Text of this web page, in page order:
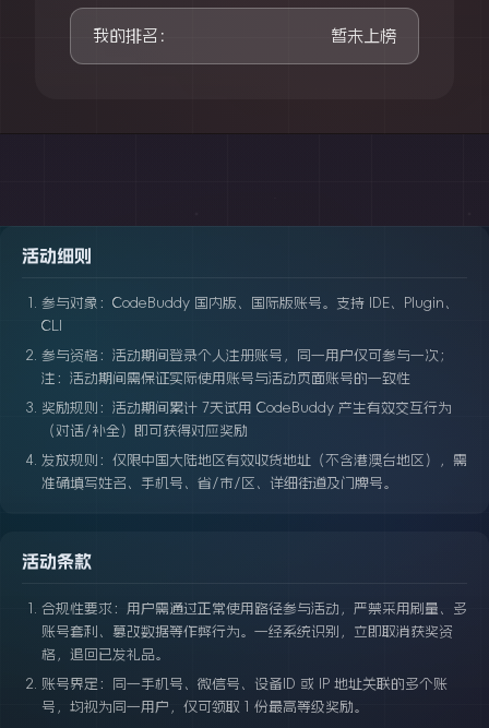
我的排名： 暂未上榜
活动细则
参与对象：CodeBuddy 国内版、国际版账号。支持 IDE、Plugin、
CLI
参与资格：活动期间登录个人注册账号，同一用户仅可参与一次；
注：活动期间需保证实际使用账号与活动页面账号的一致性
奖励规则：活动期间累计 7天试用 CodeBuddy 产生有效交互行为
（对话/补全）即可获得对应奖励
发放规则：仅限中国大陆地区有效收货地址（不含港澳台地区），需
准确填写姓名、手机号、省/市/区、详细街道及门牌号。
活动条款
合规性要求：用户需通过正常使用路径参与活动，严禁采用刷量、多
账号套利、篡改数据等作弊行为。一经系统识别，立即取消获奖资
格，追回已发礼品。
账号界定：同一手机号、微信号、设备ID 或 IP 地址关联的多个账
号，均视为同一用户，仅可领取 1 份最高等级奖励。